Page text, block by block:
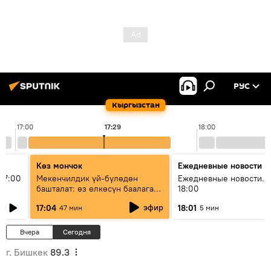
Кыргызстан
РУС
17:00 18:00
17:29
Көз мончок
Мекенчилдик үй-бүлөдөн
башталат: өз өлкөсүн баалаган
муунду кантип тарбиялоо
керек?
17:04 47 мин эфир
Ежедневные новости
Ежедневные новости.
18:00
18:01 5 мин
Вчера Сегодня
г. Бишкек 89.3